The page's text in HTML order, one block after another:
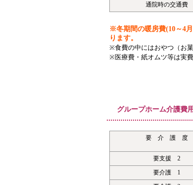
通院時の交通費
※冬期間の暖房費(10～4
ります。
※食費の中にはおやつ（お
※医療費・紙オムツ等は実
グループホーム介護費
要 介 護 度
要支援 2
要介護 1